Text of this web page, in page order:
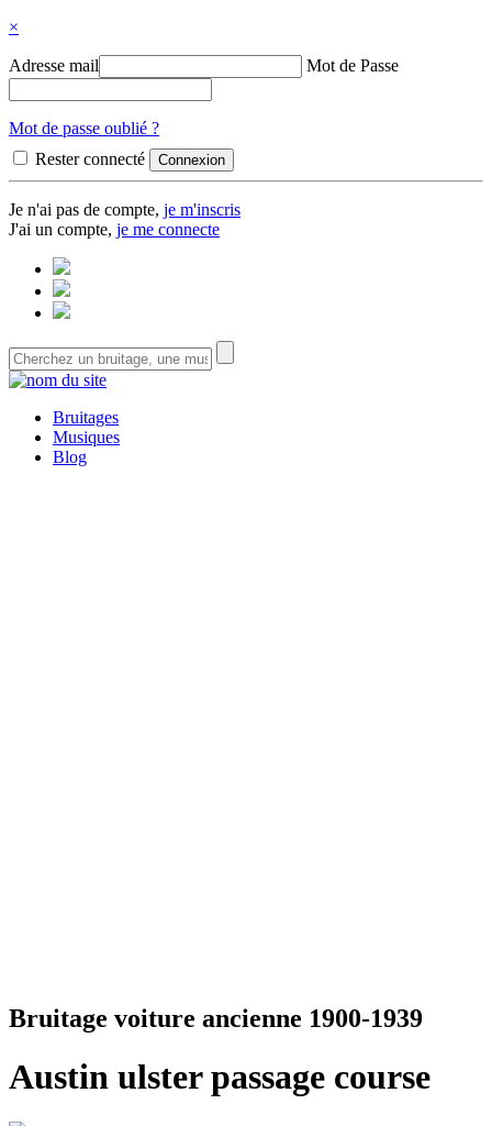
×
Adresse mail Mot de Passe
Mot de passe oublié ?
Rester connecté
Je n'ai pas de compte, je m'inscris
J'ai un compte, je me connecte
Bruitages
Musiques
Blog
Bruitage voiture ancienne 1900-1939
Austin ulster passage course